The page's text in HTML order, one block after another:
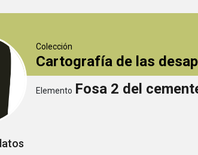
Colección
Cartografía de las
Elemento Fosa 2 del